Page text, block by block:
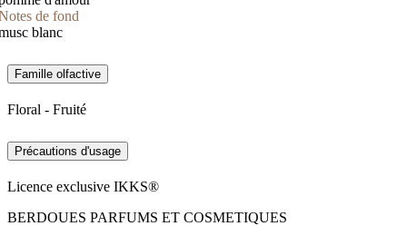
de fond
blanc
Famille olfactive
Floral - Fruité
Précautions d'usage
Licence exclusive IKKS®
BERDOUES PARFUMS ET COSMETIQUES